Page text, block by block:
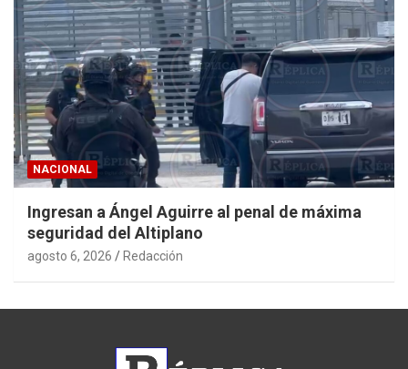
NACIONAL
Ingresan a Ángel Aguirre al penal de máxima
seguridad del Altiplano
agosto 6, 2026 Redacción